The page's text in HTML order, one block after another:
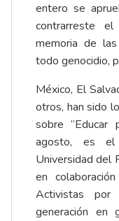
entero se
contrarreste
memoria de
todo genocidio,
México, El
otros, han sido
sobre “Educar
agosto, es
Universidad del
en
Activistas
generación en